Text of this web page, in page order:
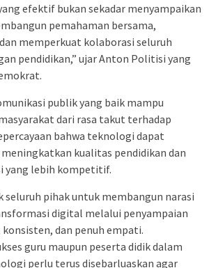
efektif bukan sekadar menyampaikan
pemahaman bersama,
memperkuat kolaborasi seluruh
pendidikan,” ujar Anton Politisi yang
publik yang baik mampu
dari rasa takut terhadap
bahwa teknologi dapat
kualitas pendidikan dan
yang lebih kompetitif.
seluruh pihak untuk membangun narasi
digital melalui penyampaian
dan penuh empati.
guru maupun peserta didik dalam
perlu terus disebarluaskan agar